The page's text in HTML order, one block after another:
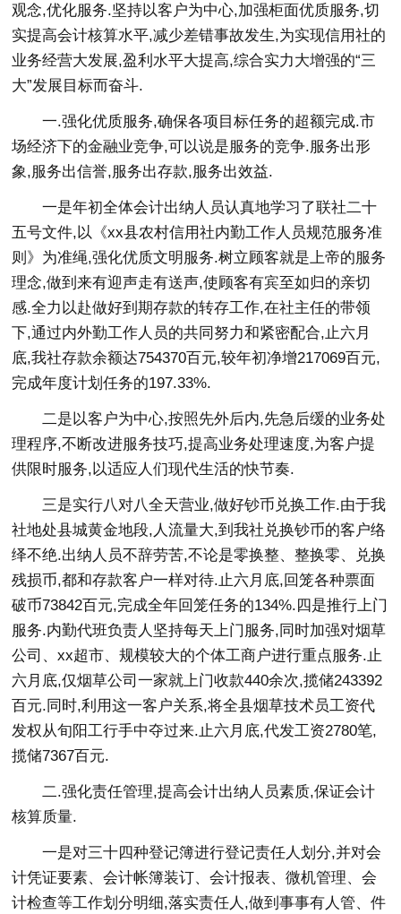
观念,优化服务.坚持以客户为中心,加强柜面优质服务,切
实提高会计核算水平,减少差错事故发生,为实现信用社的
业务经营大发展,盈利水平大提高,综合实力大增强的“三
大”发展目标而奋斗.
一.强化优质服务,确保各项目标任务的超额完成.市
场经济下的金融业竞争,可以说是服务的竞争.服务出形
象,服务出信誉,服务出存款,服务出效益.
一是年初全体会计出纳人员认真地学习了联社二十
五号文件,以《xx县农村信用社内勤工作人员规范服务准
则》为准绳,强化优质文明服务.树立顾客就是上帝的服务
理念,做到来有迎声走有送声,使顾客有宾至如归的亲切
感.全力以赴做好到期存款的转存工作,在社主任的带领
下,通过内外勤工作人员的共同努力和紧密配合,止六月
底,我社存款余额达754370百元,较年初净增217069百元,
完成年度计划任务的197.33%.
二是以客户为中心,按照先外后内,先急后缓的业务处
理程序,不断改进服务技巧,提高业务处理速度,为客户提
供限时服务,以适应人们现代生活的快节奏.
三是实行八对八全天营业,做好钞币兑换工作.由于我
社地处县城黄金地段,人流量大,到我社兑换钞币的客户络
绎不绝.出纳人员不辞劳苦,不论是零换整、整换零、兑换
残损币,都和存款客户一样对待.止六月底,回笼各种票面
破币73842百元,完成全年回笼任务的134%.四是推行上门
服务.内勤代班负责人坚持每天上门服务,同时加强对烟草
公司、xx超市、规模较大的个体工商户进行重点服务.止
六月底,仅烟草公司一家就上门收款440余次,揽储243392
百元.同时,利用这一客户关系,将全县烟草技术员工资代
发权从旬阳工行手中夺过来.止六月底,代发工资2780笔,
揽储7367百元.
二.强化责任管理,提高会计出纳人员素质,保证会计
核算质量.
一是对三十四种登记簿进行登记责任人划分,并对会
计凭证要素、会计帐簿装订、会计报表、微机管理、会
计检查等工作划分明细,落实责任人,做到事事有人管、件